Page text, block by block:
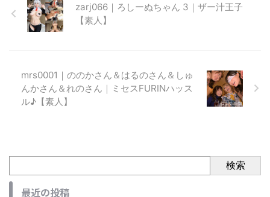
zarj066｜ろしーぬちゃん 3｜ザー汁王子
【素人】
mrs0001｜ののかさん＆はるのさん＆しゅ
んかさん＆れのさん｜ミセスFURINハッス
ル♪【素人】
検索
最近の投稿